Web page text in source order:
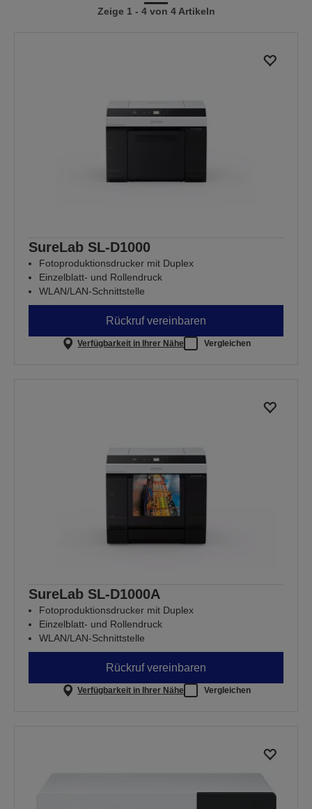
vorherigennächsten
Zeige 1 - 4 von 4 Artikeln
SureLab SL-D1000
Fotoproduktionsdrucker mit Duplex
Einzelblatt- und Rollendruck
WLAN/LAN-Schnittstelle
Rückruf vereinbaren
Verfügbarkeit in Ihrer Nähe Vergleichen
SureLab SL-D1000A
Fotoproduktionsdrucker mit Duplex
Einzelblatt- und Rollendruck
WLAN/LAN-Schnittstelle
Rückruf vereinbaren
Verfügbarkeit in Ihrer Nähe Vergleichen